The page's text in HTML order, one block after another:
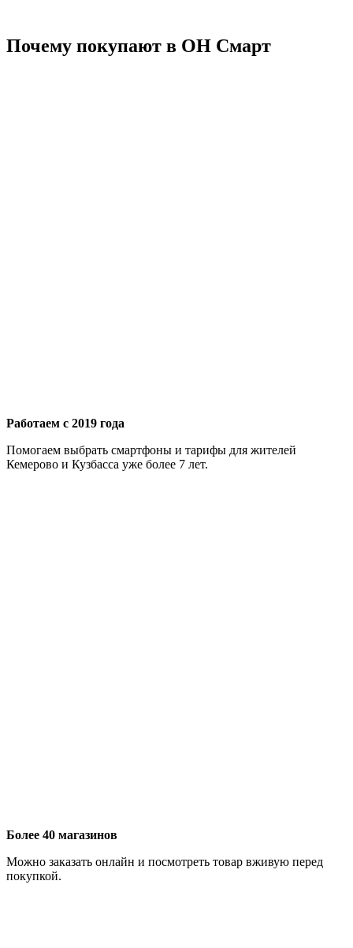
Почему покупают в ОН Смарт
Работаем с 2019 года
Помогаем выбрать смартфоны и тарифы для жителей
Кемерово и Кузбасса уже более 7 лет.
Более 40 магазинов
Можно заказать онлайн и посмотреть товар вживую перед
покупкой.